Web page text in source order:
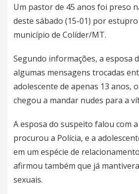
Um pastor de 45 anos foi preso
deste sábado (15-01) por
município de Colíder/MT.
Segundo informações, a esposa
algumas mensagens trocadas
adolescente de apenas 13 anos,
chegou a mandar nudes para a
A esposa do suspeito falou com
procurou a Polícia, e a
em um espécie de
afirmou também que já
sexuais.